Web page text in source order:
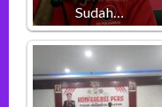
Sudah…